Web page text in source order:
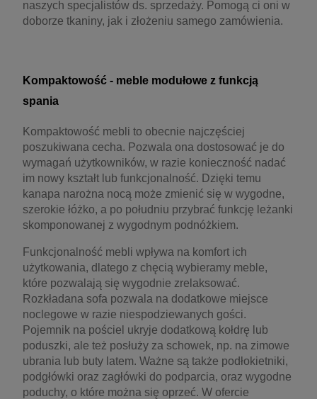
naszych specjalistów ds. sprzedaży. Pomogą ci oni w
doborze tkaniny, jak i złożeniu samego zamówienia.
Kompaktowość - meble modułowe z funkcją
spania
Kompaktowość mebli to obecnie najczęściej
poszukiwana cecha. Pozwala ona dostosować je do
wymagań użytkowników, w razie konieczność nadać
im nowy kształt lub funkcjonalność. Dzięki temu
kanapa narożna nocą może zmienić się w wygodne,
szerokie łóżko, a po południu przybrać funkcję leżanki
skomponowanej z wygodnym podnóżkiem.
Funkcjonalność mebli wpływa na komfort ich
użytkowania, dlatego z chęcią wybieramy meble,
które pozwalają się wygodnie zrelaksować.
Rozkładana sofa pozwala na dodatkowe miejsce
noclegowe w razie niespodziewanych gości.
Pojemnik na pościel ukryje dodatkową kołdrę lub
poduszki, ale też posłuży za schowek, np. na zimowe
ubrania lub buty latem. Ważne są także podłokietniki,
podgłówki oraz zagłówki do podparcia, oraz wygodne
poduchy, o które można się oprzeć. W ofercie